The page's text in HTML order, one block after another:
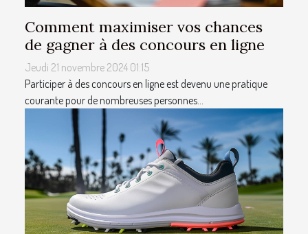
Comment maximiser vos chances
de gagner à des concours en ligne
Jeudi 21 novembre 2024 01:15
Participer à des concours en ligne est devenu une pratique
courante pour de nombreuses personnes...